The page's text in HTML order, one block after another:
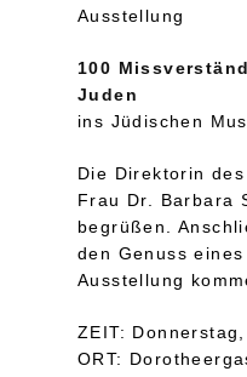
Ausstellung
100
Juden
ins Jüdischen
Die Direktorin des
Frau Dr. Barbara
begrüßen.
den Genuss
Ausstellung
ZEIT:
ORT: